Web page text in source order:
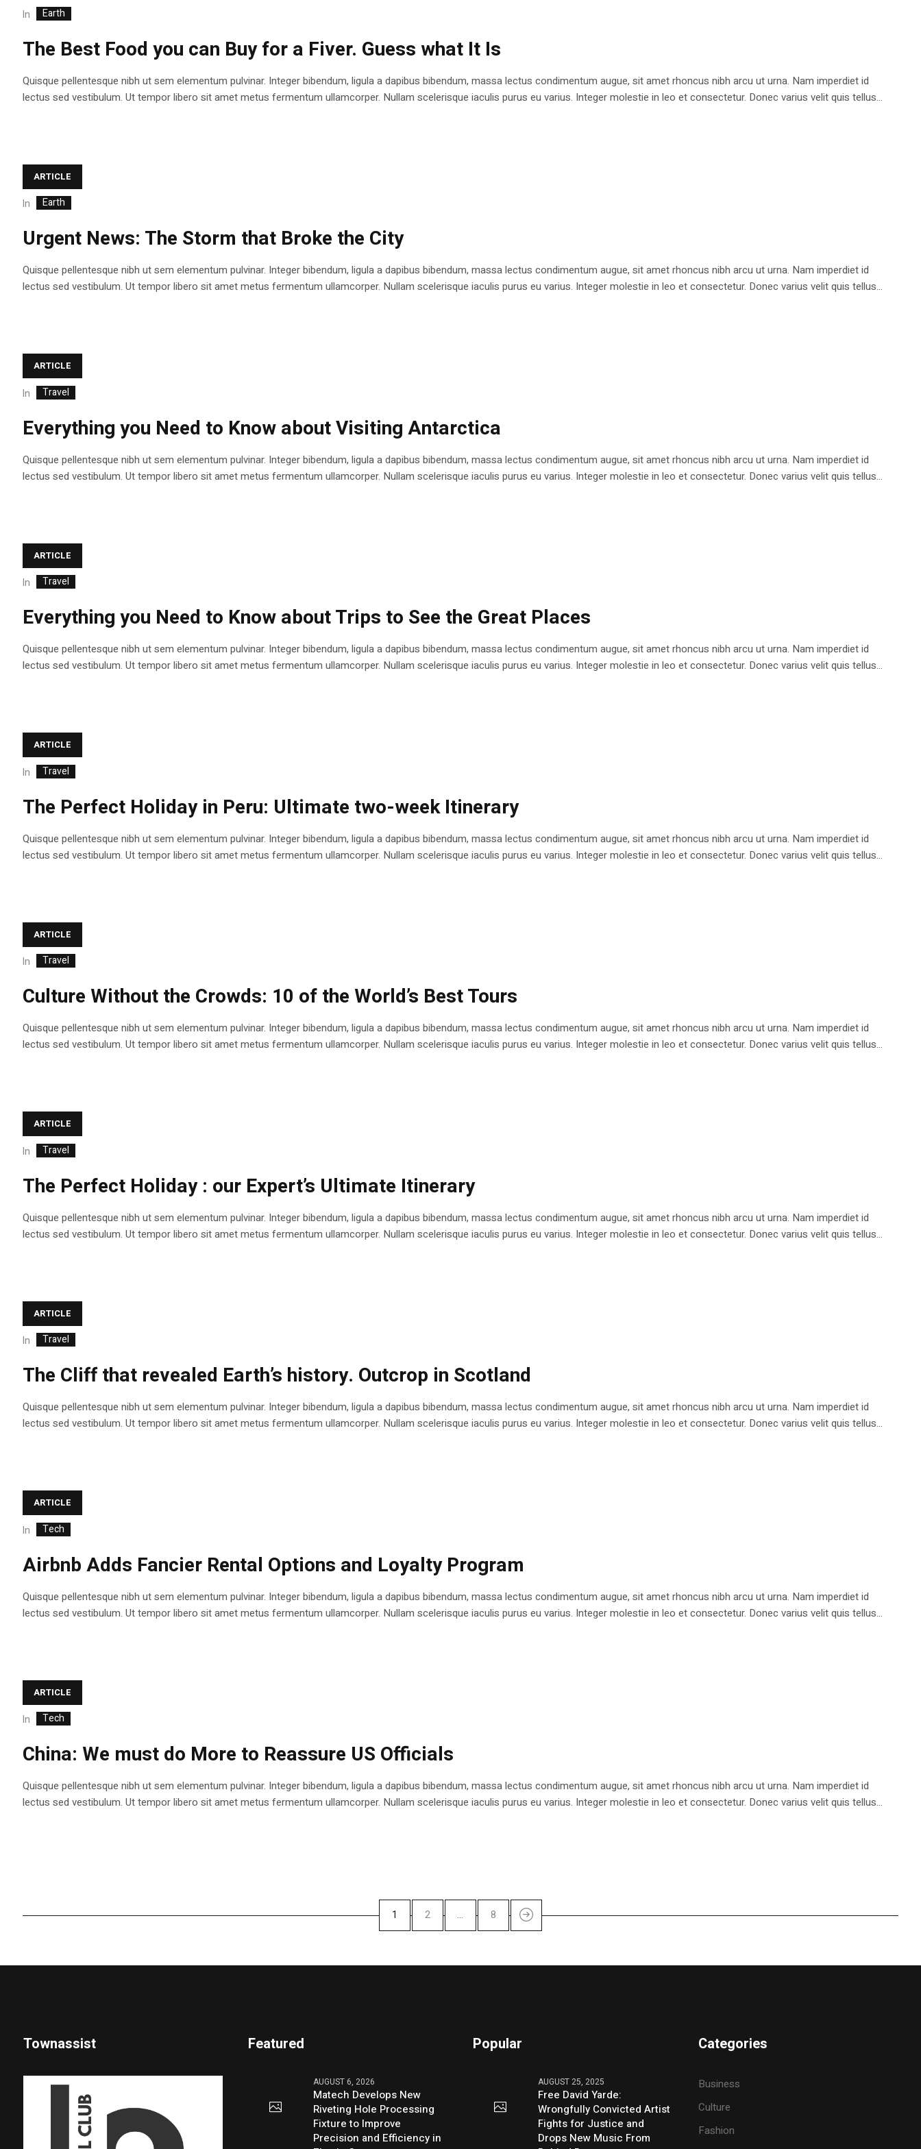
In Earth
The Best Food you can Buy for a Fiver. Guess what It Is
Quisque pellentesque nibh ut sem elementum pulvinar. Integer bibendum, ligula a dapibus bibendum, massa lectus condimentum augue, sit amet rhoncus nibh arcu ut urna. Nam imperdiet id
lectus sed vestibulum. Ut tempor libero sit amet metus fermentum ullamcorper. Nullam scelerisque iaculis purus eu varius. Integer molestie in leo et consectetur. Donec varius velit quis tellus...
ARTICLE
In Earth
Urgent News: The Storm that Broke the City
Quisque pellentesque nibh ut sem elementum pulvinar. Integer bibendum, ligula a dapibus bibendum, massa lectus condimentum augue, sit amet rhoncus nibh arcu ut urna. Nam imperdiet id
lectus sed vestibulum. Ut tempor libero sit amet metus fermentum ullamcorper. Nullam scelerisque iaculis purus eu varius. Integer molestie in leo et consectetur. Donec varius velit quis tellus...
ARTICLE
In Travel
Everything you Need to Know about Visiting Antarctica
Quisque pellentesque nibh ut sem elementum pulvinar. Integer bibendum, ligula a dapibus bibendum, massa lectus condimentum augue, sit amet rhoncus nibh arcu ut urna. Nam imperdiet id
lectus sed vestibulum. Ut tempor libero sit amet metus fermentum ullamcorper. Nullam scelerisque iaculis purus eu varius. Integer molestie in leo et consectetur. Donec varius velit quis tellus...
ARTICLE
In Travel
Everything you Need to Know about Trips to See the Great Places
Quisque pellentesque nibh ut sem elementum pulvinar. Integer bibendum, ligula a dapibus bibendum, massa lectus condimentum augue, sit amet rhoncus nibh arcu ut urna. Nam imperdiet id
lectus sed vestibulum. Ut tempor libero sit amet metus fermentum ullamcorper. Nullam scelerisque iaculis purus eu varius. Integer molestie in leo et consectetur. Donec varius velit quis tellus...
ARTICLE
In Travel
The Perfect Holiday in Peru: Ultimate two-week Itinerary
Quisque pellentesque nibh ut sem elementum pulvinar. Integer bibendum, ligula a dapibus bibendum, massa lectus condimentum augue, sit amet rhoncus nibh arcu ut urna. Nam imperdiet id
lectus sed vestibulum. Ut tempor libero sit amet metus fermentum ullamcorper. Nullam scelerisque iaculis purus eu varius. Integer molestie in leo et consectetur. Donec varius velit quis tellus...
ARTICLE
In Travel
Culture Without the Crowds: 10 of the World’s Best Tours
Quisque pellentesque nibh ut sem elementum pulvinar. Integer bibendum, ligula a dapibus bibendum, massa lectus condimentum augue, sit amet rhoncus nibh arcu ut urna. Nam imperdiet id
lectus sed vestibulum. Ut tempor libero sit amet metus fermentum ullamcorper. Nullam scelerisque iaculis purus eu varius. Integer molestie in leo et consectetur. Donec varius velit quis tellus...
ARTICLE
In Travel
The Perfect Holiday : our Expert’s Ultimate Itinerary
Quisque pellentesque nibh ut sem elementum pulvinar. Integer bibendum, ligula a dapibus bibendum, massa lectus condimentum augue, sit amet rhoncus nibh arcu ut urna. Nam imperdiet id
lectus sed vestibulum. Ut tempor libero sit amet metus fermentum ullamcorper. Nullam scelerisque iaculis purus eu varius. Integer molestie in leo et consectetur. Donec varius velit quis tellus...
ARTICLE
In Travel
The Cliff that revealed Earth’s history. Outcrop in Scotland
Quisque pellentesque nibh ut sem elementum pulvinar. Integer bibendum, ligula a dapibus bibendum, massa lectus condimentum augue, sit amet rhoncus nibh arcu ut urna. Nam imperdiet id
lectus sed vestibulum. Ut tempor libero sit amet metus fermentum ullamcorper. Nullam scelerisque iaculis purus eu varius. Integer molestie in leo et consectetur. Donec varius velit quis tellus...
ARTICLE
In Tech
Airbnb Adds Fancier Rental Options and Loyalty Program
Quisque pellentesque nibh ut sem elementum pulvinar. Integer bibendum, ligula a dapibus bibendum, massa lectus condimentum augue, sit amet rhoncus nibh arcu ut urna. Nam imperdiet id
lectus sed vestibulum. Ut tempor libero sit amet metus fermentum ullamcorper. Nullam scelerisque iaculis purus eu varius. Integer molestie in leo et consectetur. Donec varius velit quis tellus...
ARTICLE
In Tech
China: We must do More to Reassure US Officials
Quisque pellentesque nibh ut sem elementum pulvinar. Integer bibendum, ligula a dapibus bibendum, massa lectus condimentum augue, sit amet rhoncus nibh arcu ut urna. Nam imperdiet id
lectus sed vestibulum. Ut tempor libero sit amet metus fermentum ullamcorper. Nullam scelerisque iaculis purus eu varius. Integer molestie in leo et consectetur. Donec varius velit quis tellus...
1 2 … 8
Townassist Featured
AUGUST 6, 2026
Matech Develops New
Riveting Hole Processing
Fixture to Improve
Precision and Efficiency in
Popular
AUGUST 25, 2025
Free David Yarde:
Wrongfully Convicted Artist
Fights for Justice and
Drops New Music From
Categories
Business
Culture
Fashion